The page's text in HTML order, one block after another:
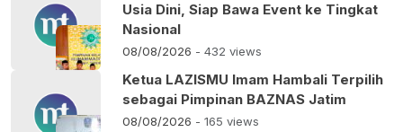
Usia Dini, Siap Bawa Event ke Tingkat
Nasional
08/08/2026 - 432 views
Ketua LAZISMU Imam Hambali Terpilih
sebagai Pimpinan BAZNAS Jatim
08/08/2026 - 165 views